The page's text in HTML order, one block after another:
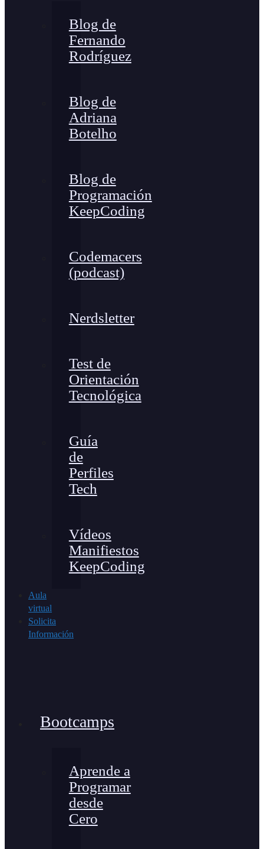
Blog de
Fernando
Rodríguez
Blog de
Adriana
Botelho
Blog de
Programación
KeepCoding
Codemacers
(podcast)
Nerdsletter
Test de
Orientación
Tecnológica
Guía
de
Perfiles
Tech
Vídeos
Manifiestos
KeepCoding
Aula
virtual
Solicita
Información
Bootcamps
Aprende a
Programar
desde
Cero